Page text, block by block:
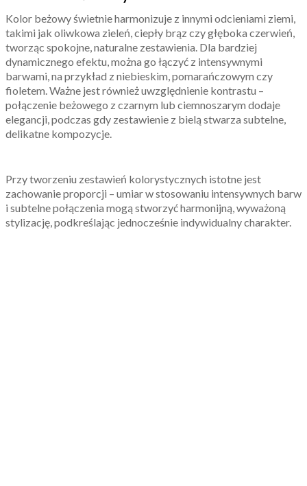
Kolor beżowy świetnie harmonizuje z innymi odcieniami ziemi,
takimi jak oliwkowa zieleń, ciepły brąz czy głęboka czerwień,
tworząc spokojne, naturalne zestawienia. Dla bardziej
dynamicznego efektu, można go łączyć z intensywnymi
barwami, na przykład z niebieskim, pomarańczowym czy
fioletem. Ważne jest również uwzględnienie kontrastu –
połączenie beżowego z czarnym lub ciemnoszarym dodaje
elegancji, podczas gdy zestawienie z bielą stwarza subtelne,
delikatne kompozycje.
Przy tworzeniu zestawień kolorystycznych istotne jest
zachowanie proporcji – umiar w stosowaniu intensywnych barw
i subtelne połączenia mogą stworzyć harmonijną, wyważoną
stylizację, podkreślając jednocześnie indywidualny charakter.